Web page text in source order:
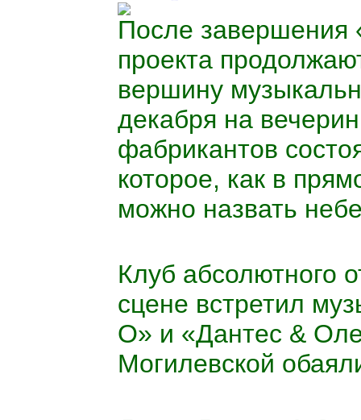
После завершения
проекта
вершину
декабря на
фабрикантов
которое, как в
можно назвать
Клуб абсолютного
сцене встретил
O» и «Дантес &
Могилевской